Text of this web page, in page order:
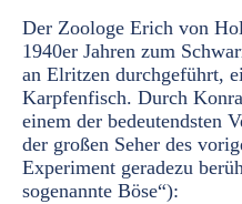
Der Zoologe Erich von
1940er Jahren zum
an Elritzen durchgeführt,
Karpfenfisch. Durch
einem der bedeutendsten
der großen Seher des
Experiment geradezu
sogenannte Böse“):